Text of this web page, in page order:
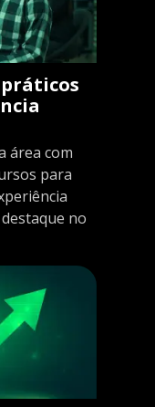
área com
para
no